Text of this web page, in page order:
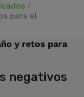
/
para el
y retos para
negativos